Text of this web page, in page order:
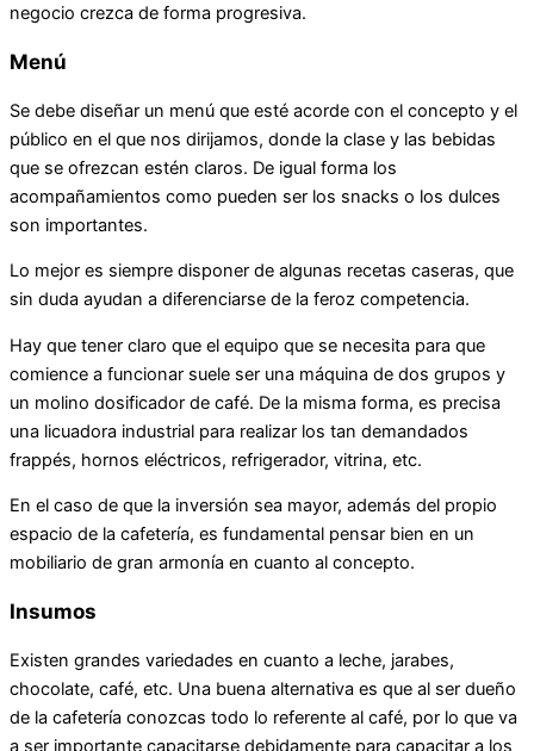
negocio crezca de forma progresiva.
Menú
Se debe diseñar un menú que esté acorde con el concepto y el
público en el que nos dirijamos, donde la clase y las bebidas
que se ofrezcan estén claros. De igual forma los
acompañamientos como pueden ser los snacks o los dulces
son importantes.
Lo mejor es siempre disponer de algunas recetas caseras, que
sin duda ayudan a diferenciarse de la feroz competencia.
Hay que tener claro que el equipo que se necesita para que
comience a funcionar suele ser una máquina de dos grupos y
un molino dosificador de café. De la misma forma, es precisa
una licuadora industrial para realizar los tan demandados
frappés, hornos eléctricos, refrigerador, vitrina, etc.
En el caso de que la inversión sea mayor, además del propio
espacio de la cafetería, es fundamental pensar bien en un
mobiliario de gran armonía en cuanto al concepto.
Insumos
Existen grandes variedades en cuanto a leche, jarabes,
chocolate, café, etc. Una buena alternativa es que al ser dueño
de la cafetería conozcas todo lo referente al café, por lo que va